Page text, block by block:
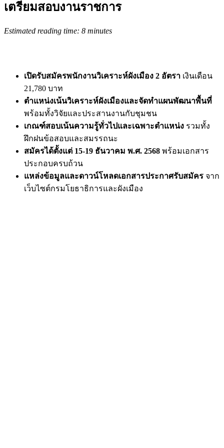
เตรียมสอบงานราชการ
Estimated reading time: 8 minutes
เปิดรับสมัครพนักงานวิเคราะห์ผังเมือง 2 อัตรา เงินเดือน
21,780 บาท
ตำแหน่งเน้นวิเคราะห์ผังเมืองและจัดทำแผนพัฒนาพื้นที่
พร้อมทั้งวิจัยและประสานงานกับชุมชน
เกณฑ์สอบเน้นความรู้ทั่วไปและเฉพาะตำแหน่ง รวมทั้ง
ฝึกฝนข้อสอบและสมรรถนะ
สมัครได้ตั้งแต่ 15-19 ธันวาคม พ.ศ. 2568 พร้อมเอกสาร
ประกอบครบถ้วน
แหล่งข้อมูลและดาวน์โหลดเอกสารประกาศรับสมัคร จาก
เว็บไซต์กรมโยธาธิการและผังเมือง